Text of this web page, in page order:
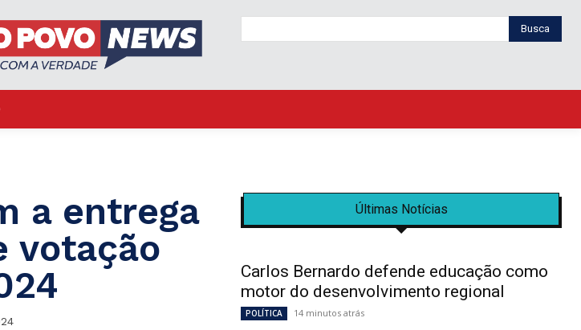
Busca
a entrega
votação
Últimas Notícias
Carlos Bernardo defende educação como
motor do desenvolvimento regional
POLÍTICA 14 minutos atrás